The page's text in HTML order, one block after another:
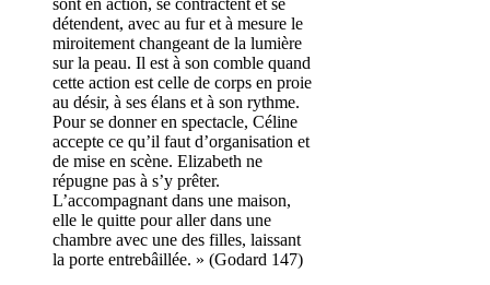
détendent, avec au fur et à mesure le
miroitement changeant de la lumière
sur la peau. Il est à son comble quand
cette action est celle de corps en proie
au désir, à ses élans et à son rythme.
Pour se donner en spectacle, Céline
accepte ce qu’il faut d’organisation et
de mise en scène. Elizabeth ne
répugne pas à s’y prêter.
L’accompagnant dans une maison,
elle le quitte pour aller dans une
chambre avec une des filles, laissant
la porte entrebâillée. » (Godard 147)